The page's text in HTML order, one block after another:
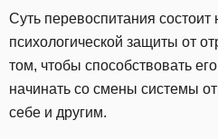
Суть перевоспитания
психологической защиты от
том, чтобы способствовать
начинать со смены системы
себе и другим.